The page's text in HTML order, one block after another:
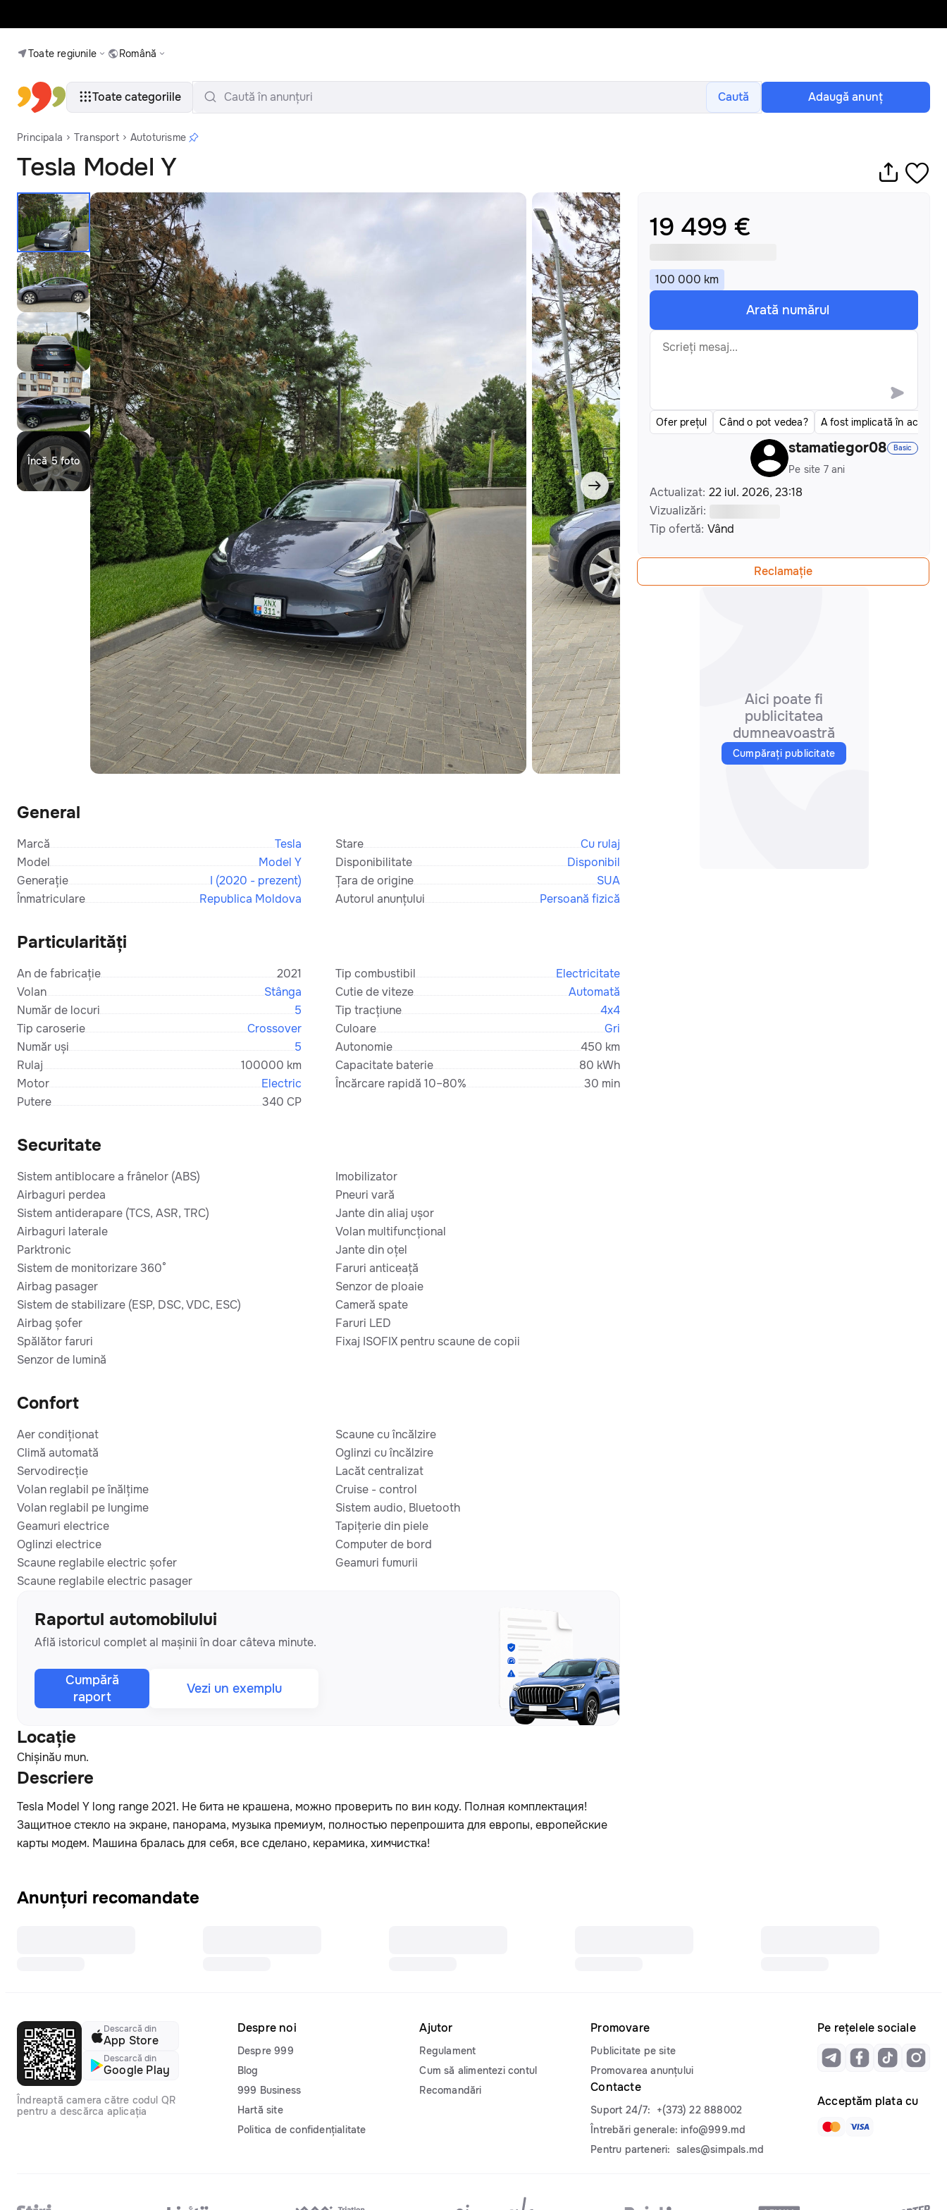
Toate regiunile Română
Toate categoriile Caută în anunțuri Caută Adaugă anunţ
Principala Transport Autoturisme
Tesla Model Y
Încă 5 foto
Descriere
Tesla Model Y long range 2021. Не бита не крашена, можно проверить по вин коду. Полная комплектация!
Защитное стекло на экране, панорама, музыка премиум, полностью перепрошита для европы, европейские
карты модем. Машина бралась для себя, все сделано, керамика, химчистка!
Raportul automobilului
Află istoricul complet al mașinii în doar câteva minute.
Cumpără
raport
Vezi un exemplu
General
Marcă
Tesla
Model
Model Y
Generație
I (2020 - prezent)
Înmatriculare
Republica Moldova
Stare
Cu rulaj
Disponibilitate
Disponibil
Țara de origine
SUA
Autorul anunțului
Persoană fizică
Particularități
An de fabricație
2021
Volan
Stânga
Număr de locuri
5
Tip caroserie
Crossover
Număr uși
5
Rulaj
100000 km
Motor
Electric
Putere
340 CP
Tip combustibil
Electricitate
Cutie de viteze
Automată
Tip tracțiune
4x4
Culoare
Gri
Autonomie
450 km
Capacitate baterie
80 kWh
Încărcare rapidă 10–80%
30 min
Securitate
Sistem antiblocare a frânelor (ABS)
Airbaguri perdea
Sistem antiderapare (TCS, ASR, TRC)
Airbaguri laterale
Parktronic
Sistem de monitorizare 360°
Airbag pasager
Sistem de stabilizare (ESP, DSC, VDC, ESC)
Airbag șofer
Spălător faruri
Senzor de lumină
Imobilizator
Pneuri vară
Jante din aliaj ușor
Volan multifuncțional
Jante din oțel
Faruri anticeață
Senzor de ploaie
Cameră spate
Faruri LED
Fixaj ISOFIX pentru scaune de copii
Confort
Aer condiționat
Climă automată
Servodirecție
Volan reglabil pe înălțime
Volan reglabil pe lungime
Geamuri electrice
Oglinzi electrice
Scaune reglabile electric șofer
Scaune reglabile electric pasager
Scaune cu încălzire
Oglinzi cu încălzire
Lacăt centralizat
Cruise - control
Sistem audio, Bluetooth
Tapițerie din piele
Computer de bord
Geamuri fumurii
Locaţie
Chișinău mun.
19 499 €
100 000 km
Arată numărul
Ofer prețul Când o pot vedea? A fost implicată în
stamatiegor08 Basic
Pe site 7 ani
Actualizat: 22 iul. 2026, 23:18
Vizualizări:
Tip ofertă: Vând
Reclamațiе
Aici poate fi
publicitatea
dumneavoastră
Cumpărați publicitate
Anunțuri recomandate
Descarcă din
App Store
Descarcă din
Google Play
Îndreaptă camera către codul QR
pentru a descărca aplicația
Despre noi
Despre 999
Blog
999 Business
Hartă site
Politica de confidențialitate
Ajutor
Regulament
Cum să alimentezi contul
Recomandări
Promovare
Publicitate pe site
Promovarea anunțului
Contacte
Suport 24/7:
+(373) 22 888002
Întrebări generale: info@999.md
Pentru parteneri: sales@simpals.md
Pe rețelele sociale
Acceptăm plata cu